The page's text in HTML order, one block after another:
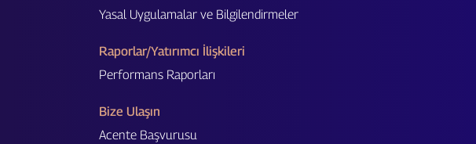
Yasal Uygulamalar ve Bilgilendirmeler
Raporlar/Yatırımcı İlişkileri
Performans Raporları
Bize Ulaşın
Acente Başvurusu